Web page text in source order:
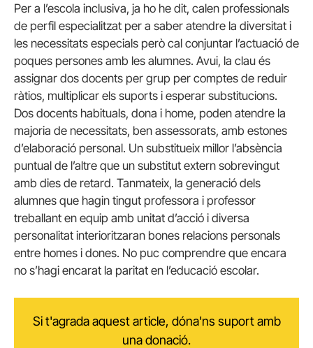
Per a l’escola inclusiva, ja ho he dit, calen professionals
de perfil especialitzat per a saber atendre la diversitat i
les necessitats especials però cal conjuntar l’actuació de
poques persones amb les alumnes. Avui, la clau és
assignar dos docents per grup per comptes de reduir
ràtios, multiplicar els suports i esperar substitucions.
Dos docents habituals, dona i home, poden atendre la
majoria de necessitats, ben assessorats, amb estones
d’elaboració personal. Un substitueix millor l’absència
puntual de l’altre que un substitut extern sobrevingut
amb dies de retard. Tanmateix, la generació dels
alumnes que hagin tingut professora i professor
treballant en equip amb unitat d’acció i diversa
personalitat interioritzaran bones relacions personals
entre homes i dones. No puc comprendre que encara
no s’hagi encarat la paritat en l’educació escolar.
Si t'agrada aquest article, dóna'ns suport amb
una donació.